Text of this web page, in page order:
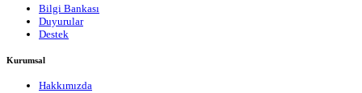
Bilgi Bankası
Duyurular
Destek
Kurumsal
Hakkımızda